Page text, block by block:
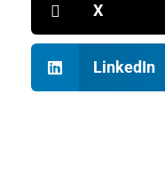
X
LinkedIn